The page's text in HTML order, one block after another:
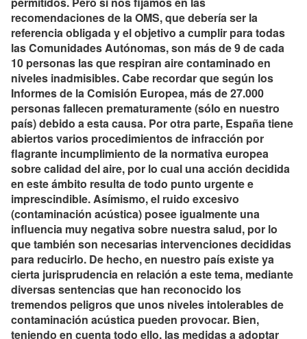
recomendaciones de la OMS, que debería ser la
referencia obligada y el objetivo a cumplir para todas
las Comunidades Autónomas, son más de 9 de cada
10 personas las que respiran aire contaminado en
niveles inadmisibles. Cabe recordar que según los
Informes de la Comisión Europea, más de 27.000
personas fallecen prematuramente (sólo en nuestro
país) debido a esta causa. Por otra parte, España tiene
abiertos varios procedimientos de infracción por
flagrante incumplimiento de la normativa europea
sobre calidad del aire, por lo cual una acción decidida
en este ámbito resulta de todo punto urgente e
imprescindible. Asímismo, el ruido excesivo
(contaminación acústica) posee igualmente una
influencia muy negativa sobre nuestra salud, por lo
que también son necesarias intervenciones decididas
para reducirlo. De hecho, en nuestro país existe ya
cierta jurisprudencia en relación a este tema, mediante
diversas sentencias que han reconocido los
tremendos peligros que unos niveles intolerables de
contaminación acústica pueden provocar. Bien,
teniendo en cuenta todo ello, las medidas a adoptar